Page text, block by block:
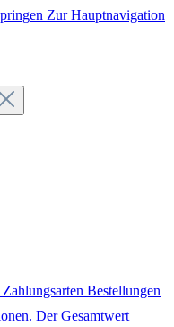
Zur Hauptnavigation
Zahlungsarten Bestellungen
Der Gesamtwert